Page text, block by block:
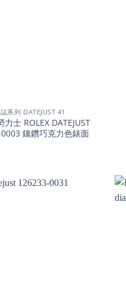
系列 DATEJUST 41
士 ROLEX DATEJUST
鑲鑽巧克力色錶面